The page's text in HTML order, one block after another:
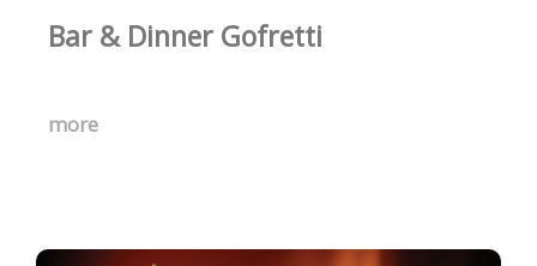
Bar & Dinner Gofretti
more